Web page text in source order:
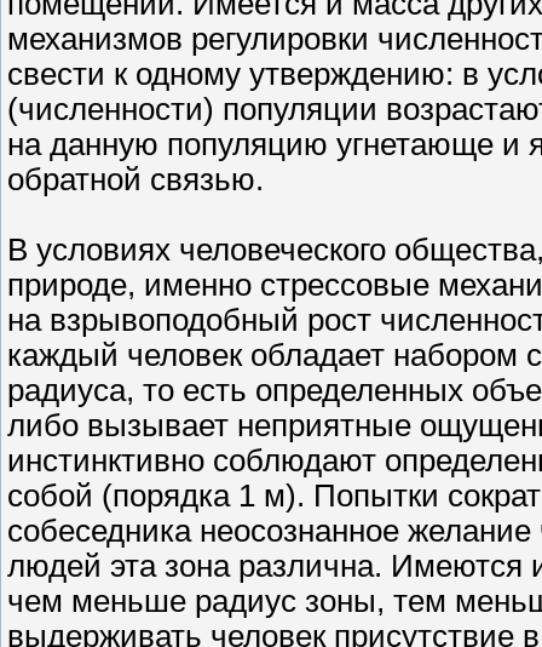
механизмов регулировки
свести к одному утверждению: в
(численности) популяции
на данную популяцию угнетающе и
обратной связью.
В условиях человеческого
природе, именно стрессовые
на взрывоподобный рост
каждый человек обладает набором
радиуса, то есть определенных
либо вызывает неприятные
инстинктивно соблюдают
собой (порядка 1 м). Попытки
собеседника неосознанное
людей эта зона различна. Имеются
чем меньше радиус зоны, тем
выдерживать человек присутствие